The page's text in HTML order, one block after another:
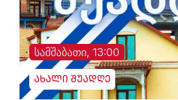
სამშაბათი, 13:00
ახალი შუადღე